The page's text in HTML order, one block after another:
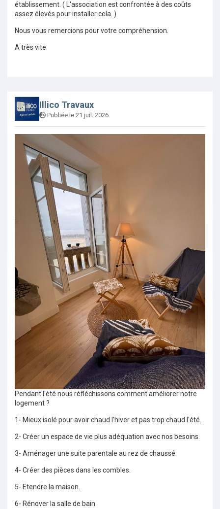
établissement. ( L'association est confrontée à des coûts
assez élevés pour installer cela. )
Nous vous remercions pour votre compréhension.
A très vite
Illico Travaux
Publiée le 21 juil. 2026
Pendant l'été nous réfléchissons comment améliorer notre
logement ?
1- Mieux isolé pour avoir chaud l'hiver et pas trop chaud l'été.
2- Créer un espace de vie plus adéquation avec nos besoins.
3- Aménager une suite parentale au rez de chaussé.
4- Créer des pièces dans les combles.
5- Etendre la maison.
6- Rénover la salle de bain